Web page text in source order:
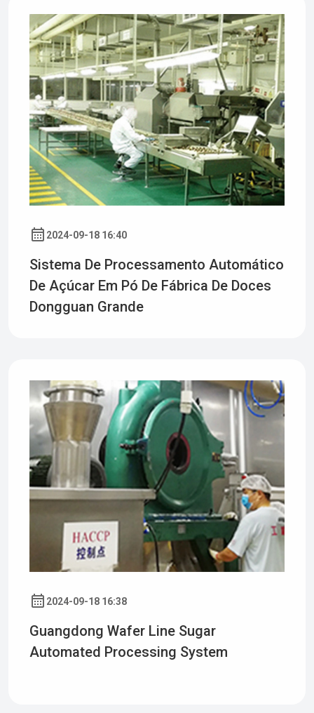
2024-09-18 16:40
Sistema De Processamento Automático
De Açúcar Em Pó De Fábrica De Doces
Dongguan Grande
2024-09-18 16:38
Guangdong Wafer Line Sugar
Automated Processing System